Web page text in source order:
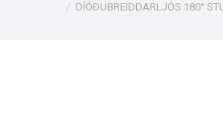
DÍÓÐUBREIDDARLJÓS 180°